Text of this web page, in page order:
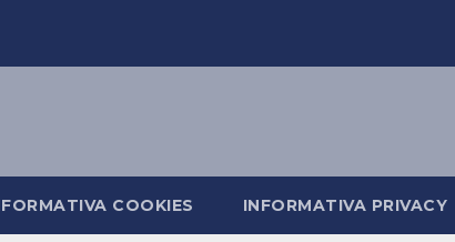
COOKIES INFORMATIVA PRIVACY